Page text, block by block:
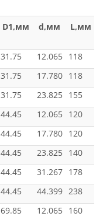
D1,мм d,мм L,мм
31.75 12.065 118
31.75 17.780 118
31.75 23.825 155
44.45 12.065 120
44.45 17.780 120
44.45 23.825 140
44.45 31.267 178
44.45 44.399 238
69.85 12.065 160